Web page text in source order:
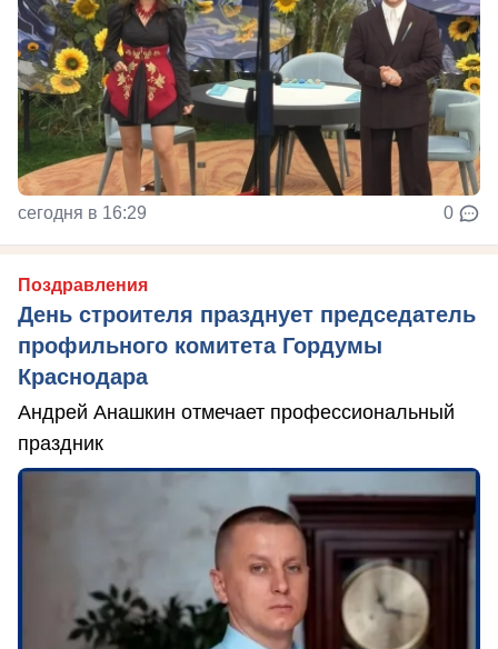
сегодня в 16:29 0
Поздравления
День строителя празднует председатель
профильного комитета Гордумы
Краснодара
Андрей Анашкин отмечает профессиональный
праздник